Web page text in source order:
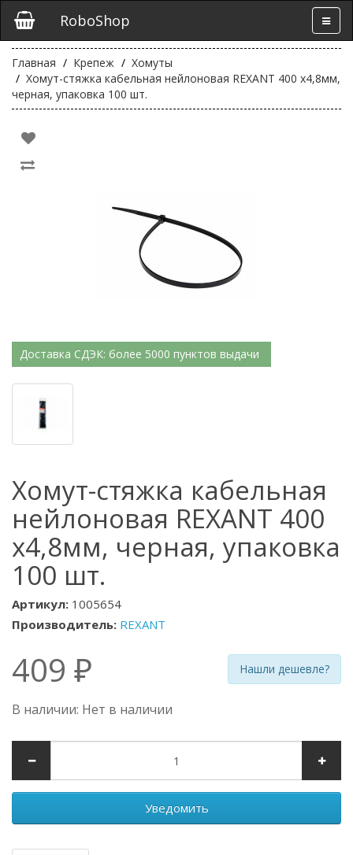
RoboShop
Главная Крепеж
Хомуты
Хомут-стяжка кабельная нейлоновая REXANT 400 x4,8мм,
черная, упаковка 100 шт.
Доставка СДЭК: более 5000 пунктов выдачи
Хомут-стяжка кабельная
нейлоновая REXANT 400
x4,8мм, черная, упаковка
100 шт.
Артикул: 1005654
Производитель: REXANT
409 ₽ Нашли дешевле?
В наличии: Нет в наличии
Уведомить